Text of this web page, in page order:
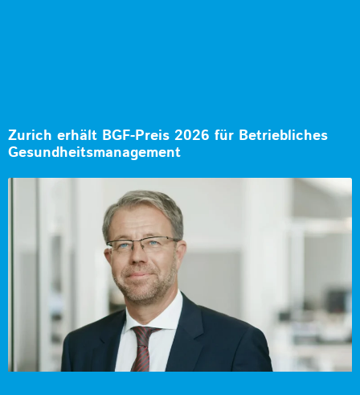
Zurich erhält BGF-Preis 2026 für Betriebliches
Gesundheitsmanagement